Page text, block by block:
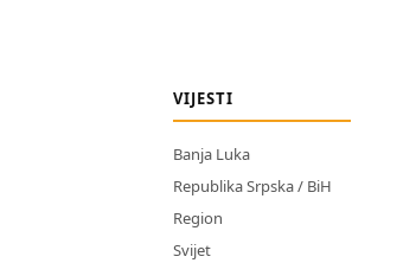
VIJESTI
Banja Luka
Republika Srpska / BiH
Region
Svijet